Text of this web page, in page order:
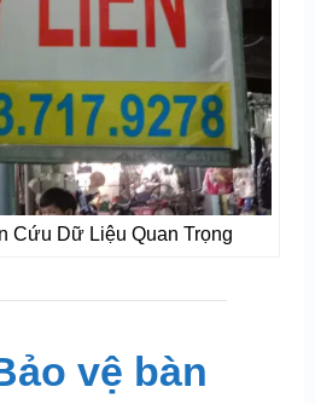
Cứu Dữ Liệu Quan Trọng
vệ bàn